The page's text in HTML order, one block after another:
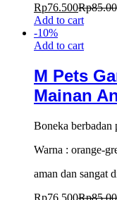
Rp76.500Rp
Add to cart
-10%
Add to cart
M Pets
Mainan
Boneka berbadan
Warna : orange-
aman dan sangat
Rp76.500Rp